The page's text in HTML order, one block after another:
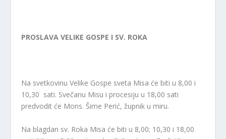
PROSLAVA VELIKE GOSPE I SV. ROKA
Na svetkovinu Velike Gospe sveta Misa će biti u 8,00 i
10,30 sati. Svečanu Misu i procesiju u 18,00 sati
predvodit će Mons. Šime Perić, župnik u miru.
Na blagdan sv. Roka Misa će biti u 8,00; 10,30 i 18,00